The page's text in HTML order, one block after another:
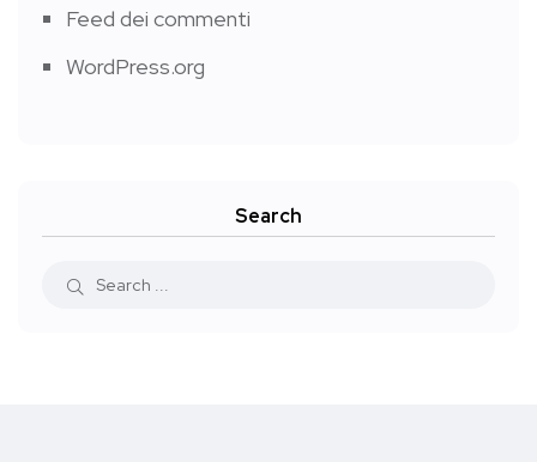
Feed dei commenti
WordPress.org
Search